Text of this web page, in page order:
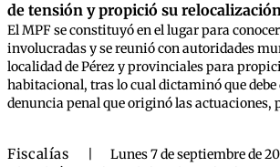
de tensión y propició su
El MPF se constituyó en el lugar para
involucradas y se reunió con autoridades
localidad de Pérez y provinciales para
habitacional, tras lo cual dictaminó que debe
denuncia penal que originó las actuaciones,
Fiscalías Lunes 7 de septiembre de